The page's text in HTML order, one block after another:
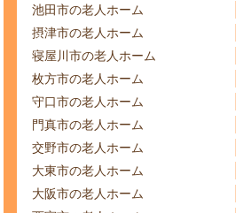
池田市の老人ホーム
摂津市の老人ホーム
寝屋川市の老人ホーム
枚方市の老人ホーム
守口市の老人ホーム
門真市の老人ホーム
交野市の老人ホーム
大東市の老人ホーム
大阪市の老人ホーム